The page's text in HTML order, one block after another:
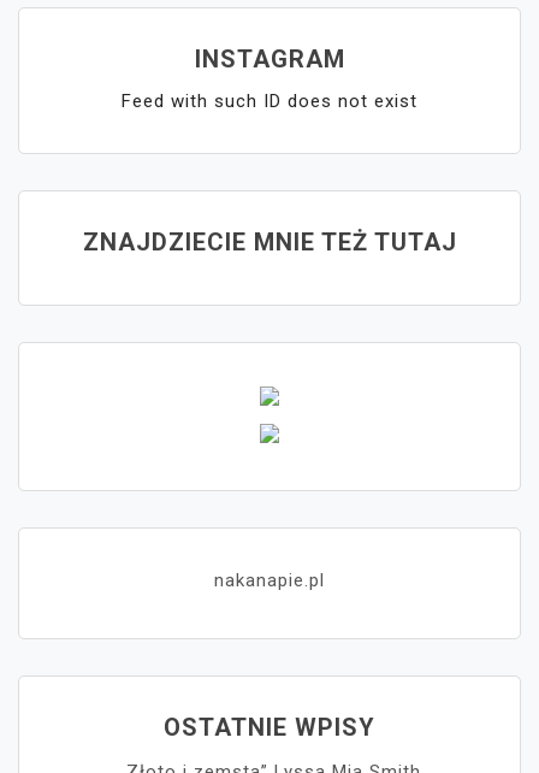
INSTAGRAM
Feed with such ID does not exist
ZNAJDZIECIE MNIE TEŻ TUTAJ
nakanapie.pl
OSTATNIE WPISY